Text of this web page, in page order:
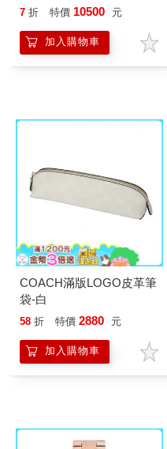
7 折 特價 10500 元
加入購物車
COACH滿版LOGO皮革筆
袋-白
58 折 特價 2880 元
加入購物車